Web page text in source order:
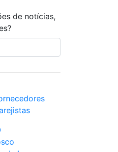
de notícias,